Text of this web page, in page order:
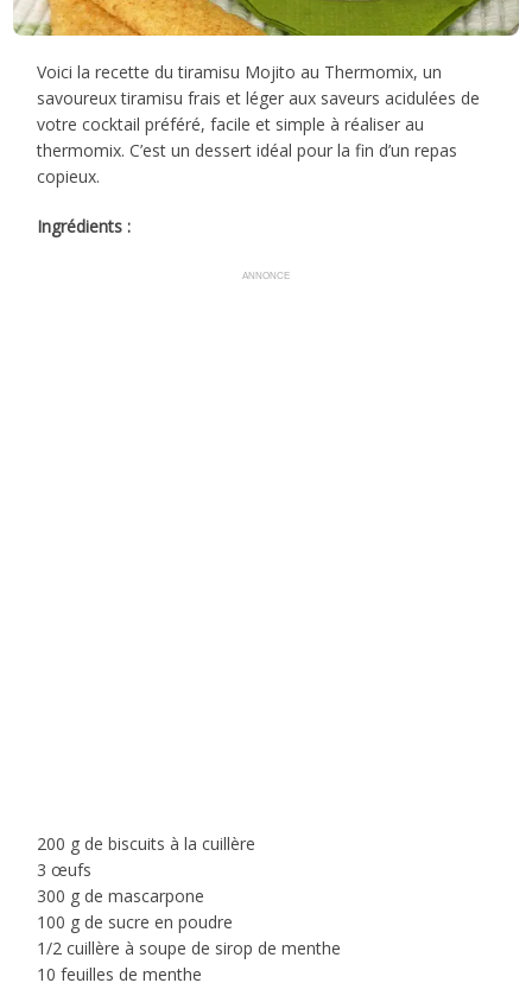
Voici la recette du tiramisu Mojito au Thermomix, un
savoureux tiramisu frais et léger aux saveurs acidulées de
votre cocktail préféré, facile et simple à réaliser au
thermomix. C’est un dessert idéal pour la fin d’un repas
copieux.
Ingrédients :
ANNONCE
200 g de biscuits à la cuillère
3 œufs
300 g de mascarpone
100 g de sucre en poudre
1/2 cuillère à soupe de sirop de menthe
10 feuilles de menthe